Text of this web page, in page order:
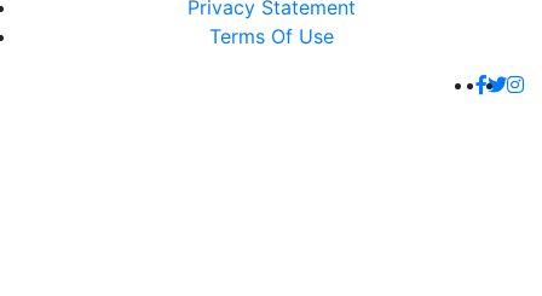
Privacy Statement
Terms Of Use